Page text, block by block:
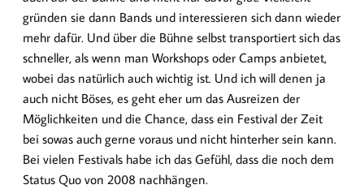
gründen sie dann Bands und interessieren sich dann wieder
mehr dafür. Und über die Bühne selbst transportiert sich das
schneller, als wenn man Workshops oder Camps anbietet,
wobei das natürlich auch wichtig ist. Und ich will denen ja
auch nicht Böses, es geht eher um das Ausreizen der
Möglichkeiten und die Chance, dass ein Festival der Zeit
bei sowas auch gerne voraus und nicht hinterher sein kann.
Bei vielen Festivals habe ich das Gefühl, dass die noch dem
Status Quo von 2008 nachhängen.